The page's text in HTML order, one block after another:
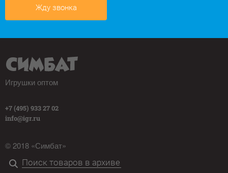
Жду звонка
Игрушки оптом
+7 (495) 933 27 02
info@igr.ru
© 2018 «Симбат»